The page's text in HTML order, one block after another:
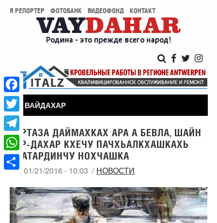
Я РЕПОРТЕР ФОТОБАНК ВИДЕОФОНД КОНТАКТ
ВАЙДАХАР
БЕРТАЗА ДАЙМАХКАХ АРА А БЕВЛА, ШАЙН
1АР-ДАХАР КХЕЧУ ПАЧХЬАЛКХАШКАХЬ
Д1АТАРДИНЧУ НОХЧАШКА
ЧТ, 01/21/2016 - 10:03 НОВОСТИ
Facebook
Twitter
Telegram
WhatsApp
Share